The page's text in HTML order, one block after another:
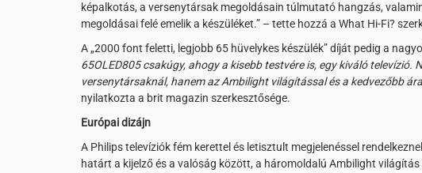
képalkotás, a versenytársak megoldásain túlmutató hangzás,
megoldásai felé emelik a készüléket.” – tette hozzá a What Hi-Fi?
A „2000 font feletti, legjobb 65 hüvelykes készülék” díját pedig a
65OLED805 csakúgy, ahogy a kisebb testvére is, egy kiváló
versenytársaknál, hanem az Ambilight világítással és a kedvezőbb
nyilatkozta a brit magazin szerkesztősége.
Európai dizájn
A Philips televíziók fém kerettel és letisztult megjelenéssel
határt a kijelző és a valóság között, a háromoldalú Ambilight